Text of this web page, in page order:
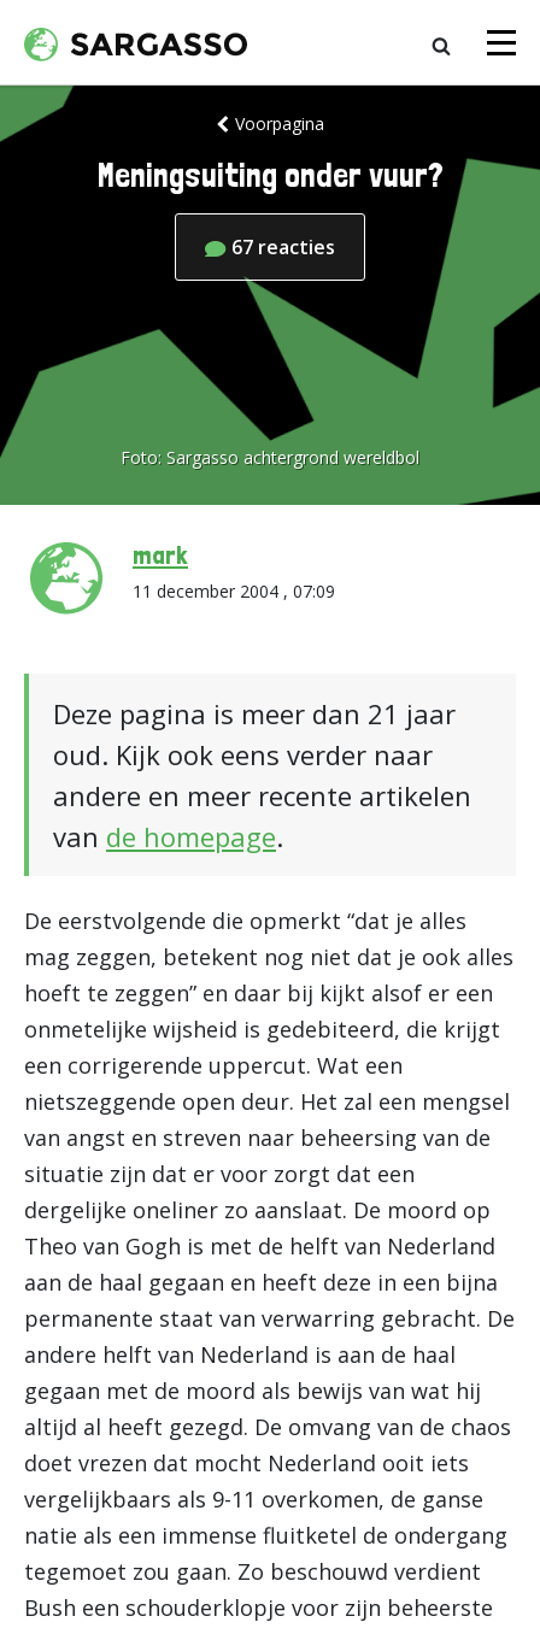
Voorpagina
Meningsuiting onder vuur?
67 reacties
Foto: Sargasso achtergrond wereldbol
mark
11 december 2004 , 07:09
Deze pagina is meer dan 21 jaar
oud. Kijk ook eens verder naar
andere en meer recente artikelen
van de homepage.
De eerstvolgende die opmerkt “dat je alles
mag zeggen, betekent nog niet dat je ook alles
hoeft te zeggen” en daar bij kijkt alsof er een
onmetelijke wijsheid is gedebiteerd, die krijgt
een corrigerende uppercut. Wat een
nietszeggende open deur. Het zal een mengsel
van angst en streven naar beheersing van de
situatie zijn dat er voor zorgt dat een
dergelijke oneliner zo aanslaat. De moord op
Theo van Gogh is met de helft van Nederland
aan de haal gegaan en heeft deze in een bijna
permanente staat van verwarring gebracht. De
andere helft van Nederland is aan de haal
gegaan met de moord als bewijs van wat hij
altijd al heeft gezegd. De omvang van de chaos
doet vrezen dat mocht Nederland ooit iets
vergelijkbaars als 9-11 overkomen, de ganse
natie als een immense fluitketel de ondergang
tegemoet zou gaan. Zo beschouwd verdient
Bush een schouderklopje voor zijn beheerste